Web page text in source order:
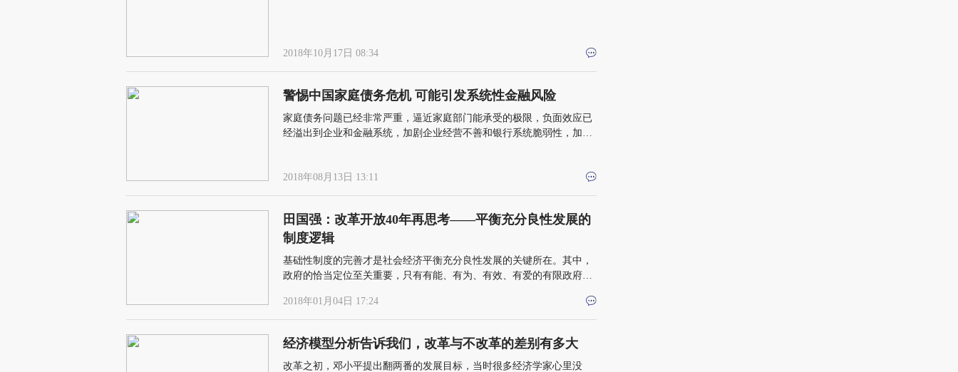
2018年10月17日 08:34
警惕中国家庭债务危机 可能引发系统性金融风险
家庭债务问题已经非常严重，逼近家庭部门能承受的极限，负面效应已
经溢出到企业和金融系统，加剧企业经营不善和银行系统脆弱性，加大
2018年08月13日 13:11
田国强：改革开放40年再思考——平衡充分良性发展的
制度逻辑
基础性制度的完善才是社会经济平衡充分良性发展的关键所在。其中，
政府的恰当定位至关重要，只有有能、有为、有效、有爱的有限政府定
的市场经济和好的社会规范。政府自身的改革，特别是政府职能的转变
也就成了改革的关键和重要突破口
2018年01月04日 17:24
经济模型分析告诉我们，改革与不改革的差别有多大
改革之初，邓小平提出翻两番的发展目标，当时很多经济学家心里没